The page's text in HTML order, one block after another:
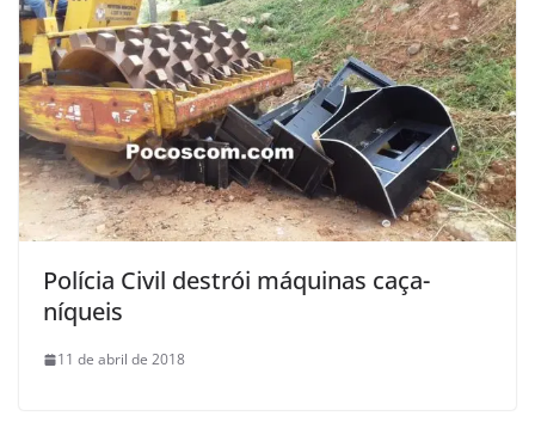
Polícia Civil destrói máquinas caça-
níqueis
11 de abril de 2018